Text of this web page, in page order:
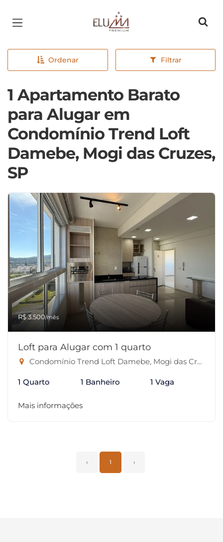
Página inicial
Ordenar Filtrar
1 Apartamento Barato
para Alugar em
Condomínio Trend Loft
Damebe, Mogi das Cruzes,
SP
R$ 3.500/mês
Loft para Alugar com 1 quarto
Condomínio Trend Loft Damebe, Mogi das Cruzes-SP
1 Quarto 1 Banheiro 1 Vaga
Mais informações
‹ 1 ›